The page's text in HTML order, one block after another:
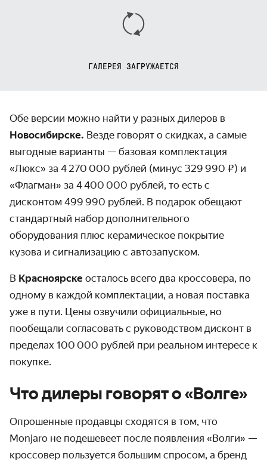
ГАЛЕРЕЯ ЗАГРУЖАЕТСЯ
Обе версии можно найти у разных дилеров в
Новосибирске. Везде говорят о скидках, а самые
выгодные варианты — базовая комплектация
«Люкс» за 4 270 000 рублей (минус 329 990 ₽) и
«Флагман» за 4 400 000 рублей, то есть с
дисконтом 499 990 рублей. В подарок обещают
стандартный набор дополнительного
оборудования плюс керамическое покрытие
кузова и сигнализацию с автозапуском.
В Красноярске осталось всего два кроссовера, по
одному в каждой комплектации, а новая поставка
уже в пути. Цены озвучили официальные, но
пообещали согласовать с руководством дисконт в
пределах 100 000 рублей при реальном интересе к
покупке.
Что дилеры говорят о «Волге»
Опрошенные продавцы сходятся в том, что
Monjaro не подешевеет после появления «Волги» —
кроссовер пользуется большим спросом, а бренд